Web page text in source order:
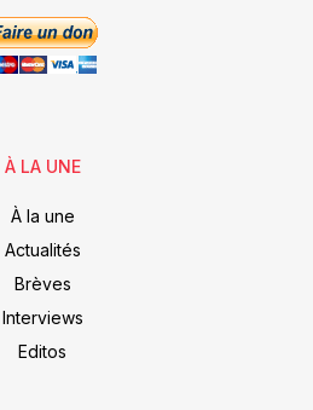
À LA UNE
À la une
Actualités
Brèves
Interviews
Editos